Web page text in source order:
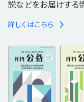
説などをお届けする
詳しくはこちら